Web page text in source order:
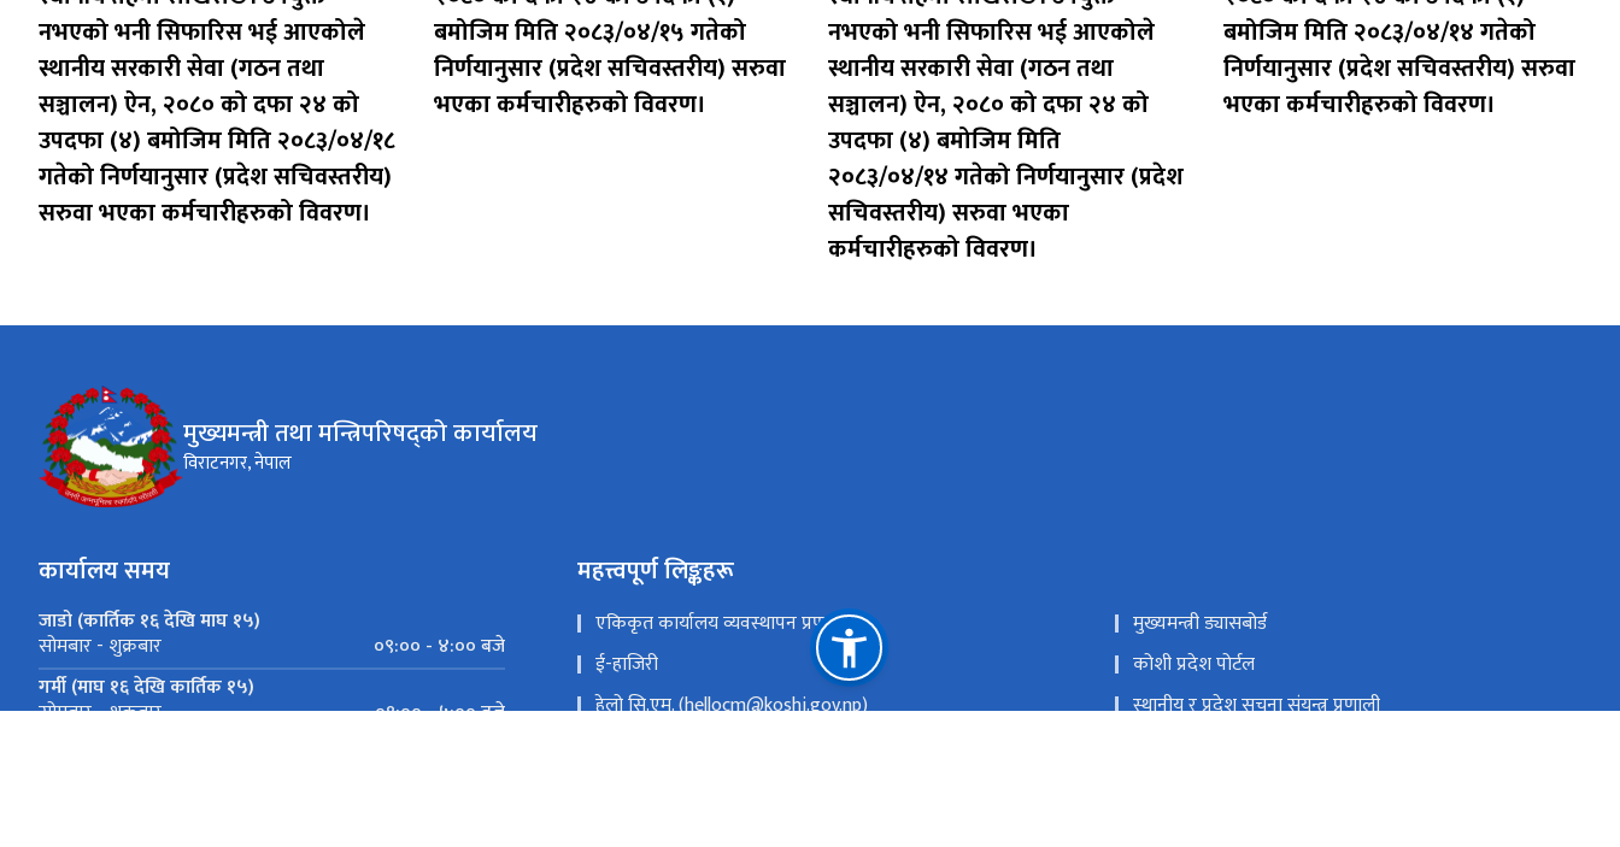
नभएको भनी सिफारिस भई आएकोले
स्थानीय सरकारी सेवा (गठन तथा
सञ्चालन) ऐन, २०८० को दफा २४ को
उपदफा (४) बमोजिम मिति २०८३/०४/१८
गतेको निर्णयानुसार (प्रदेश सचिवस्तरीय)
सरुवा भएका कर्मचारीहरुको विवरण।
बमोजिम मिति २०८३/०४/१५ गतेको
निर्णयानुसार (प्रदेश सचिवस्तरीय) सरुवा
भएका कर्मचारीहरुको विवरण।
नभएको भनी सिफारिस भई आएकोले
स्थानीय सरकारी सेवा (गठन तथा
सञ्चालन) ऐन, २०८० को दफा २४ को
उपदफा (४) बमोजिम मिति
२०८३/०४/१४ गतेको निर्णयानुसार (प्रदेश
सचिवस्तरीय) सरुवा भएका
कर्मचारीहरुको विवरण।
बमोजिम मिति २०८३/०४/१४ गतेको
निर्णयानुसार (प्रदेश सचिवस्तरीय) सरुवा
भएका कर्मचारीहरुको विवरण।
मुख्यमन्त्री तथा मन्त्रिपरिषद्को कार्यालय
विराटनगर, नेपाल
कार्यालय समय
जाडो (कार्तिक १६ देखि माघ १५)
सोमबार - शुक्रबार
०९:०० - ४:०० बजे
गर्मी (माघ १६ देखि कार्तिक १५)
सोमबार - शुक्रबार ०९:०० - ५:०० बजे
महत्त्वपूर्ण लिङ्कहरू
एकिकृत कार्यालय व्यवस्थापन प्रणाली
मुख्यमन्त्री ड्यासबोर्ड
ई-हाजिरी
कोशी प्रदेश पोर्टल
हेलो सि.एम. (hellocm@koshi.gov.np)
स्थानीय र प्रदेश सुचना संयन्त्र प्रणाली